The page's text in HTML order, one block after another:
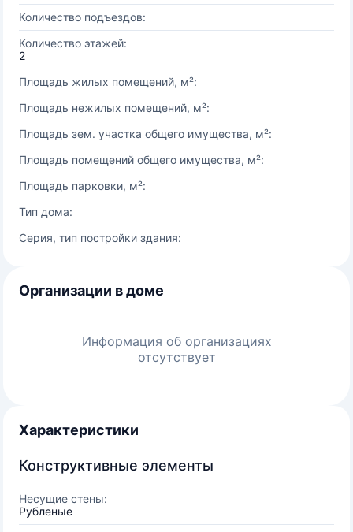
Количество подъездов:
Количество этажей:
2
Площадь жилых помещений, м²:
Площадь нежилых помещений, м²:
Площадь зем. участка общего имущества, м²:
Площадь помещений общего имущества, м²:
Площадь парковки, м²:
Тип дома:
Серия, тип постройки здания:
Организации в доме
Информация об организациях
отсутствует
Характеристики
Конструктивные элементы
Несущие стены:
Рубленые